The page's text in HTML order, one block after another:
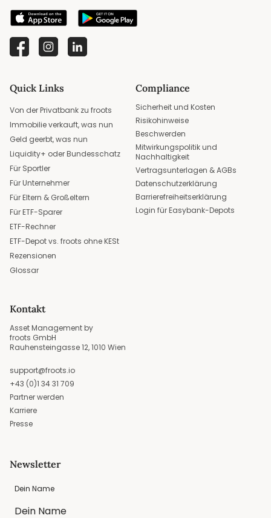
Quick Links
Von der Privatbank zu froots
Immobilie verkauft, was nun
Geld geerbt, was nun
Liquidity+ oder Bundesschatz
Für Sportler
Für Unternehmer
Für Eltern & Großeltern
Für ETF-Sparer
ETF-Rechner
ETF-Depot vs. froots ohne KESt
Rezensionen
Glossar
Compliance
Sicherheit und Kosten
Risikohinweise
Beschwerden
Mitwirkungspolitik und
Nachhaltigkeit
Vertragsunterlagen & AGBs
Datenschutzerklärung
Barrierefreiheitserklärung
Login für Easybank-Depots
Kontakt
Asset Management by
froots GmbH
Rauhensteingasse 12, 1010 Wien
support@froots.io
+43 (0)1 34 31 709
Partner werden
Karriere
Presse
Newsletter
Dein Name